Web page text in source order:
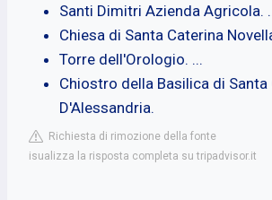
Santi Dimitri Azienda Agricola.
Chiesa di Santa Caterina
Torre dell'Orologio. ...
Chiostro della Basilica di Santa
D'Alessandria.
Richiesta di rimozione della fonte
isualizza la risposta completa su tripadvisor.it